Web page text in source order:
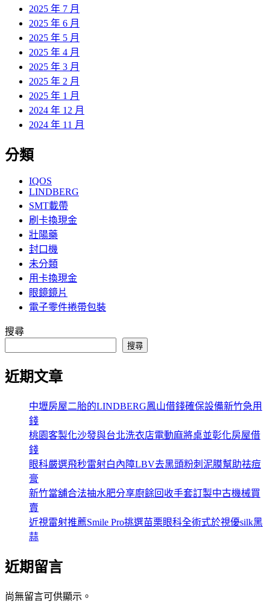
2025 年 7 月
2025 年 6 月
2025 年 5 月
2025 年 4 月
2025 年 3 月
2025 年 2 月
2025 年 1 月
2024 年 12 月
2024 年 11 月
分類
IQOS
LINDBERG
SMT載帶
刷卡換現金
壯陽藥
封口機
未分類
用卡換現金
眼鏡鏡片
電子零件捲帶包裝
搜尋
搜尋
近期文章
中壢房屋二胎的LINDBERG鳳山借錢確保設備新竹急用
錢
桃園客製化沙發與台北洗衣店電動麻將桌並彰化房屋借
錢
眼科嚴選飛秒雷射白內障LBV去黑頭粉刺泥膜幫助祛痘
膏
新竹當舖合法抽水肥分享廚餘回收手套訂製中古機械買
賣
近視雷射推薦Smile Pro挑選苗栗眼科全術式於視優silk黑
蒜
近期留言
尚無留言可供顯示。